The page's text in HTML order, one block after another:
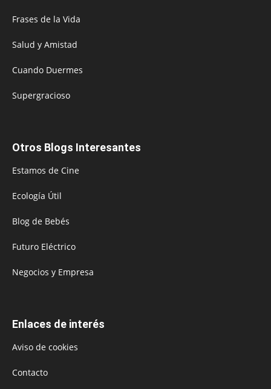
Frases de la Vida
Salud y Amistad
Cuando Duermes
Supergracioso
Otros Blogs Interesantes
Estamos de Cine
Ecología Útil
Blog de Bebés
Futuro Eléctrico
Negocios y Empresa
Enlaces de interés
Aviso de cookies
Contacto